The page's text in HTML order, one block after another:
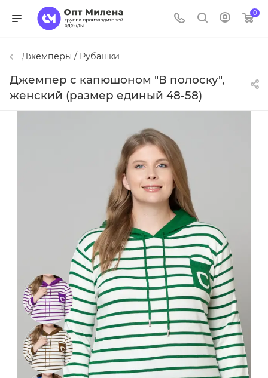
0
Джемперы / Рубашки
Джемпер с капюшоном "В полоску",
женский (размер единый 48-58)